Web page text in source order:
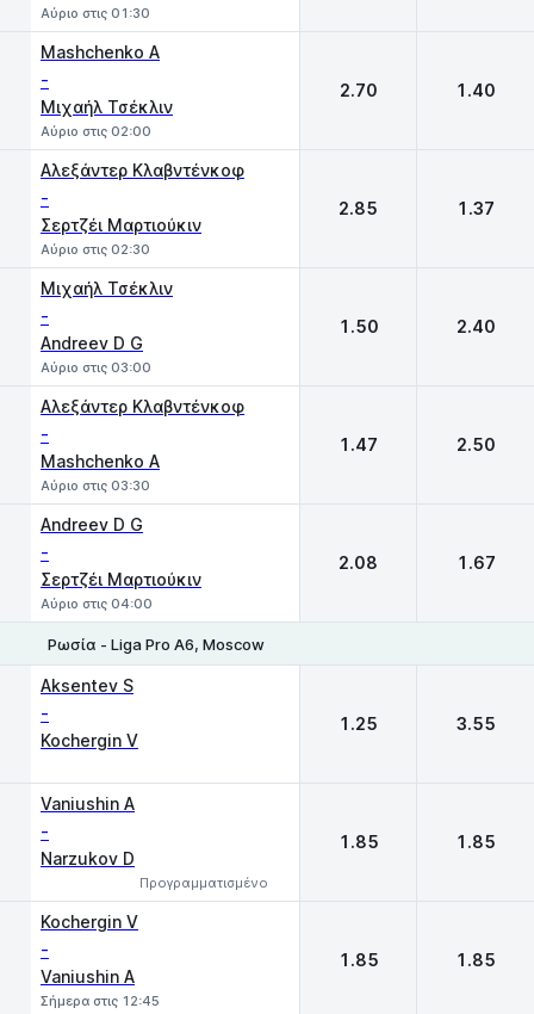
Αύριο στις 01:30
Mashchenko A
-
Μιχαήλ Τσέκλιν
Αύριο στις 02:00
2.70 1.40
Αλεξάντερ Κλαβντένκοφ
-
Σερτζέι Μαρτιούκιν
Αύριο στις 02:30
2.85 1.37
Μιχαήλ Τσέκλιν
-
Andreev D G
Αύριο στις 03:00
1.50 2.40
Αλεξάντερ Κλαβντένκοφ
-
Mashchenko A
Αύριο στις 03:30
1.47 2.50
Andreev D G
-
Σερτζέι Μαρτιούκιν
Αύριο στις 04:00
2.08 1.67
Ρωσία - Liga Pro A6, Moscow
Aksentev S
-
Kochergin V
1.25 3.55
Vaniushin A
-
Narzukov D
Προγραμματισμένο
1.85 1.85
Kochergin V
-
Vaniushin A
Σήμερα στις 12:45
1.85 1.85